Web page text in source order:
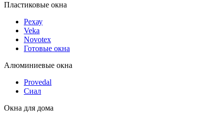
Пластиковые окна
Рехау
Veka
Novotex
Готовые окна
Алюминиевые окна
Provedal
Сиал
Окна для дома